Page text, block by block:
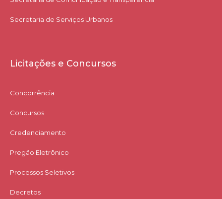
Secretaria de Serviços Urbanos
Licitações e Concursos
Concorrência
Concursos
Credenciamento
Pregão Eletrônico
Processos Seletivos
Decretos